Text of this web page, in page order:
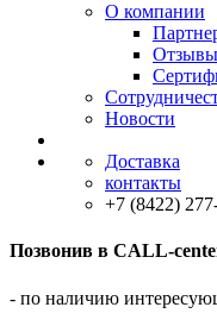
О компании
Отзывы
Новости
Доставка
контакты
+7 (8422)
Позвонив в CALL-
- по наличию